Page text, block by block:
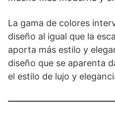
La gama de colores
diseño al igual que la
aporta más estilo y
diseño que se aparenta
el estilo de lujo y